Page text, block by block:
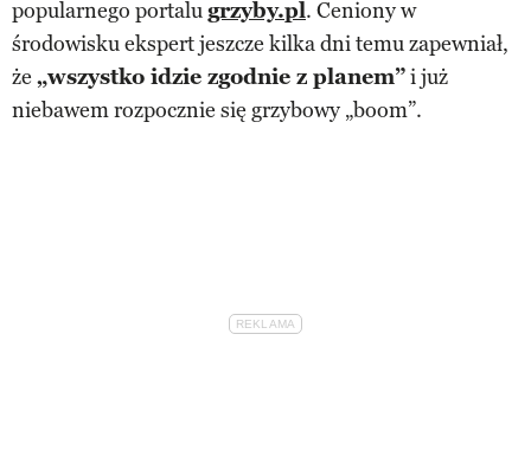
popularnego portalugrzyby.pl. Ceniony w
środowisku ekspert jeszcze kilka dni temu zapewniał,
że „wszystko idzie zgodnie z planem”i już
niebawem rozpocznie się grzybowy „boom”.